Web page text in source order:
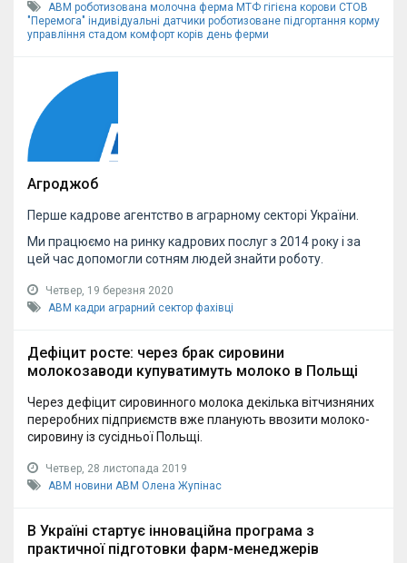
АВМ роботизована молочна ферма МТФ гігієна корови СТОВ
"Перемога" індивідуальні датчики роботизоване підгортання корму
управління стадом комфорт корів день ферми
Агроджоб
Перше кадрове агентство в аграрному секторі України.
Ми працюємо на ринку кадрових послуг з 2014 року і за
цей час допомогли сотням людей знайти роботу.
Четвер, 19 березня 2020
АВМ кадри аграрний сектор фахівці
Дефіцит росте: через брак сировини
молокозаводи купуватимуть молоко в Польщі
Через дефіцит сировинного молока декілька вітчизняних
переробних підприємств вже планують ввозити молоко-
сировину із сусідньої Польщі.
Четвер, 28 листопада 2019
АВМ новини АВМ Олена Жупінас
В Україні стартує інноваційна програма з
практичної підготовки фарм-менеджерів